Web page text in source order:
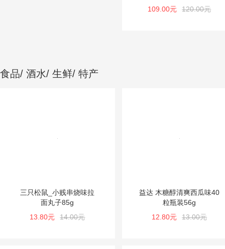
庆被套4件套
109.00元 120.00元
食品/ 酒水/ 生鲜/ 特产
三只松鼠_小贱串烧味拉
面丸子85g
13.80元
14.00元
益达 木糖醇清爽西瓜味40
粒瓶装56g
12.80元
13.00元